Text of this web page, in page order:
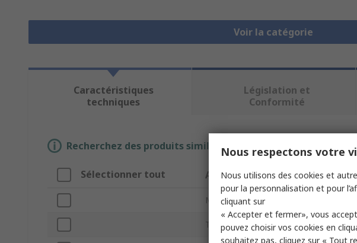
Voir la catégorie
Caractéristiques
techniques
Législation et
Conformité
Recherchez des produits similaires en sélectionnant un ou
Sélectionner tout Attribut
Marque
Type de produit
Nous respectons votre
Nous utilisons des cookies et
pour la personnalisation et pour
cliquant sur
« Accepter et fermer», vous
pouvez choisir vos cookies en
souhaitez pas, cliquez sur « Tout